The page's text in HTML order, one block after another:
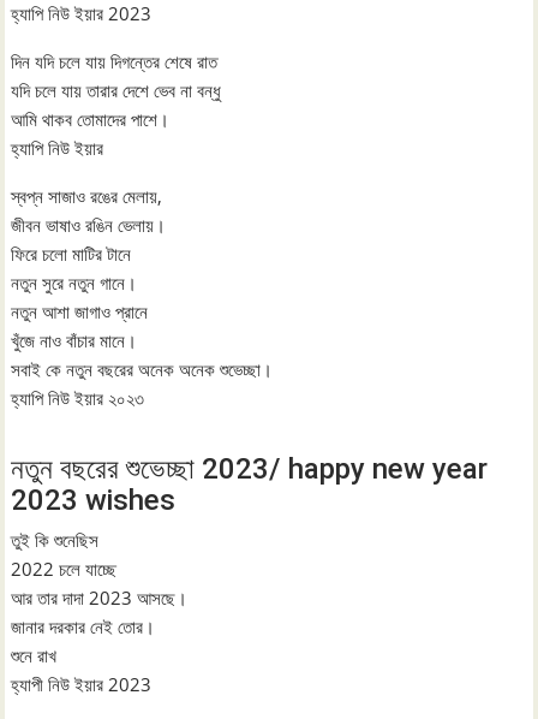
হ্যাপি নিউ ইয়ার 2023
দিন যদি চলে যায় দিগন্তের শেষে রাত
যদি চলে যায় তারার দেশে ভেব না বন্ধু
আমি থাকব তোমাদের পাশে।
হ্যাপি নিউ ইয়ার
স্বপ্ন সাজাও রঙের মেলায়,
জীবন ভাষাও রঙিন ভেলায়।
ফিরে চলো মাটির টানে
নতুন সুরে নতুন গানে।
নতুন আশা জাগাও প্রানে
খুঁজে নাও বাঁচার মানে।
সবাই কে নতুন বছরের অনেক অনেক শুভেচ্ছা।
হ্যাপি নিউ ইয়ার ২০২৩
নতুন বছরের শুভেচ্ছা 2023/ happy new year
2023 wishes
তুই কি শুনেছিস
2022 চলে যাচ্ছে
আর তার দাদা 2023 আসছে।
জানার দরকার নেই তোর।
শুনে রাখ
হ্যাপী নিউ ইয়ার 2023